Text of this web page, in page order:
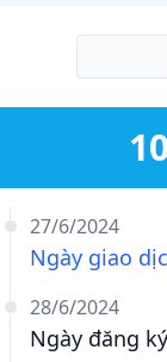
27/6/2024
Ngày giao
28/6/2024
Ngày đăng